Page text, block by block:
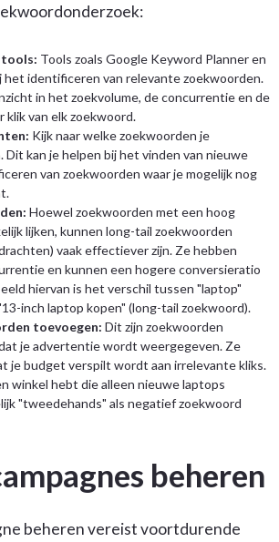
Tools zoals Google Keyword Planner en
het identificeren van relevante zoekwoorden.
in het zoekvolume, de concurrentie en de
van elk zoekwoord.
Kijk naar welke zoekwoorden je
kan je helpen bij het vinden van nieuwe
van zoekwoorden waar je mogelijk nog
Hoewel zoekwoorden met een hoog
lijken, kunnen long-tail zoekwoorden
vaak effectiever zijn. Ze hebben
en kunnen een hogere conversieratio
hiervan is het verschil tussen "laptop"
inch laptop kopen" (long-tail zoekwoord).
toevoegen: Dit zijn zoekwoorden
je advertentie wordt weergegeven. Ze
je budget verspilt wordt aan irrelevante kliks.
winkel hebt die alleen nieuwe laptops
"tweedehands" als negatief zoekwoord
beheren
beheren vereist voortdurende